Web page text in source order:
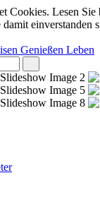
Cookies. Lesen Sie
einverstanden
Genießen Leben